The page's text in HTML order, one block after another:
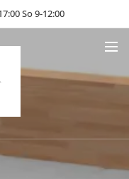
So 9-12:00